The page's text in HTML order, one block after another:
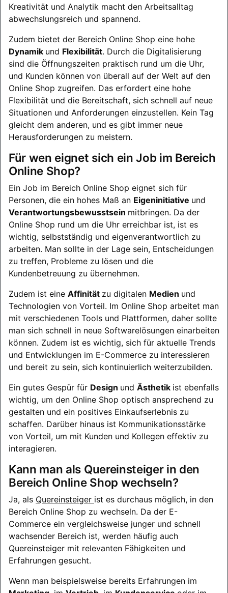
Kreativität und Analytik macht den Arbeitsalltag
abwechslungsreich und spannend.
Zudem bietet der Bereich Online Shop eine hohe
Dynamik und Flexibilität. Durch die Digitalisierung
sind die Öffnungszeiten praktisch rund um die Uhr,
und Kunden können von überall auf der Welt auf den
Online Shop zugreifen. Das erfordert eine hohe
Flexibilität und die Bereitschaft, sich schnell auf neue
Situationen und Anforderungen einzustellen. Kein Tag
gleicht dem anderen, und es gibt immer neue
Herausforderungen zu meistern.
Für wen eignet sich ein Job im Bereich
Online Shop?
Ein Job im Bereich Online Shop eignet sich für
Personen, die ein hohes Maß an Eigeninitiative und
Verantwortungsbewusstsein mitbringen. Da der
Online Shop rund um die Uhr erreichbar ist, ist es
wichtig, selbstständig und eigenverantwortlich zu
arbeiten. Man sollte in der Lage sein, Entscheidungen
zu treffen, Probleme zu lösen und die
Kundenbetreuung zu übernehmen.
Zudem ist eine Affinität zu digitalen Medien und
Technologien von Vorteil. Im Online Shop arbeitet man
mit verschiedenen Tools und Plattformen, daher sollte
man sich schnell in neue Softwarelösungen einarbeiten
können. Zudem ist es wichtig, sich für aktuelle Trends
und Entwicklungen im E-Commerce zu interessieren
und bereit zu sein, sich kontinuierlich weiterzubilden.
Ein gutes Gespür für Design und Ästhetik ist ebenfalls
wichtig, um den Online Shop optisch ansprechend zu
gestalten und ein positives Einkaufserlebnis zu
schaffen. Darüber hinaus ist Kommunikationsstärke
von Vorteil, um mit Kunden und Kollegen effektiv zu
interagieren.
Kann man als Quereinsteiger in den
Bereich Online Shop wechseln?
Ja, als Quereinsteiger ist es durchaus möglich, in den
Bereich Online Shop zu wechseln. Da der E-
Commerce ein vergleichsweise junger und schnell
wachsender Bereich ist, werden häufig auch
Quereinsteiger mit relevanten Fähigkeiten und
Erfahrungen gesucht.
Wenn man beispielsweise bereits Erfahrungen im